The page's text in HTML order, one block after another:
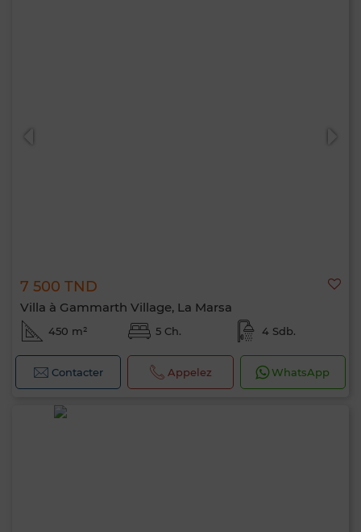
7 500 TND
Villa à Gammarth Village, La Marsa
450 m² 5 Ch. 4 Sdb.
Contacter Appelez WhatsApp